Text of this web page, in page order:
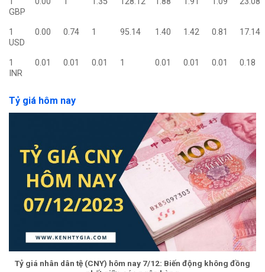
GBP
1
USD
0.00 0.74 1 95.14 1.40 1.42 0.81 17.14
1
INR
0.01 0.01 0.01 1 0.01 0.01 0.01 0.18
Tỷ giá hôm nay
Tỷ giá nhân dân tệ (CNY) hôm nay 7/12: Biến động không đồng